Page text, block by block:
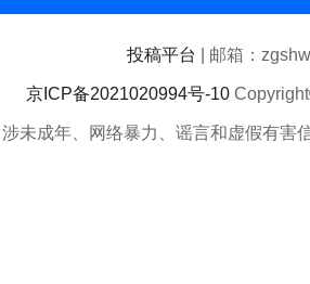
投稿平台 | 邮箱：
京ICP备2021020994号-10
未成年、网络暴力、谣言和虚假有